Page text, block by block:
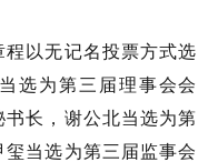
以无记名投票方式选
选为第三届理事会会
长，谢公北当选为第
当选为第三届监事会